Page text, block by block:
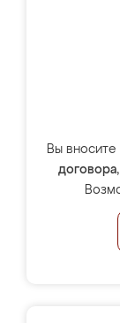
Вы
договора